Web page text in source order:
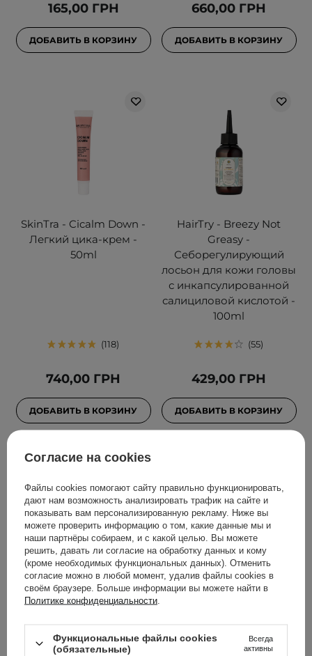
165,00 ГРН
ДОБАВИТЬ В КОРЗИНУ
660,00 ГРН
ДОБАВИТЬ В КОРЗИНУ
SkinTra - Cicalm Down -
Легкий цика-крем -
50ml
118
740,00 ГРН
ДОБАВИТЬ В КОРЗИНУ
HairTry - Breezy Not
Greasy -
Себорегулирующий
лосьон для кожи головы
с инкапсулированной
салициловой кислотой -
100ml
55
429,00 ГРН
ДОБАВИТЬ В КОРЗИНУ
HairTry - Everyone,
Everyday - Ежедневный
кондиционер - 250ml
HairTry - Enzymatic King
фицином - 100ml
Согласие на cookies
Файлы cookies помогают сайту правильно функционировать,
дают нам возможность анализировать трафик на сайте и
показывать вам персонализированную рекламу. Ниже вы
можете проверить информацию о том, какие данные мы и
наши партнёры собираем, и с какой целью. Вы можете
решить, давать ли согласие на обработку данных и кому
(кроме необходимых функциональных данных). Отменить
согласие можно в любой момент, удалив файлы cookies в
своём браузере. Больше информации вы можете найти в
Политике конфиденциальности
Функциональные файлы cookies
(обязательные)
Всегда
активны